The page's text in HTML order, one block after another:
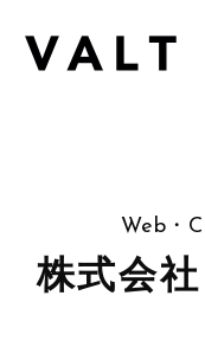
Web・
株式会